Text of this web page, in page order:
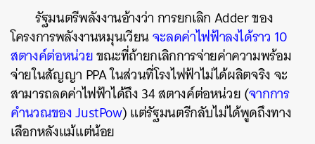
รัฐมนตรีพลังงานอ้างว่า การยกเลิก Adder ของ
โครงการพลังงานหมุนเวียนจะลดค่าไฟฟ้าลงได้ราว 10
สตางค์ต่อหน่วยขณะที่ถ้ายกเลิกการจ่ายค่าความพร้อม
จ่ายในสัญญา PPA ในส่วนที่โรงไฟฟ้าไม่ได้ผลิตจริง จะ
สามารถลดค่าไฟฟ้าได้ถึง 34 สตางค์ต่อหน่วย (จากการ
คำนวณของ JustPow) แต่รัฐมนตรีกลับไม่ได้พูดถึงทาง
เลือกหลังแม้แต่น้อย